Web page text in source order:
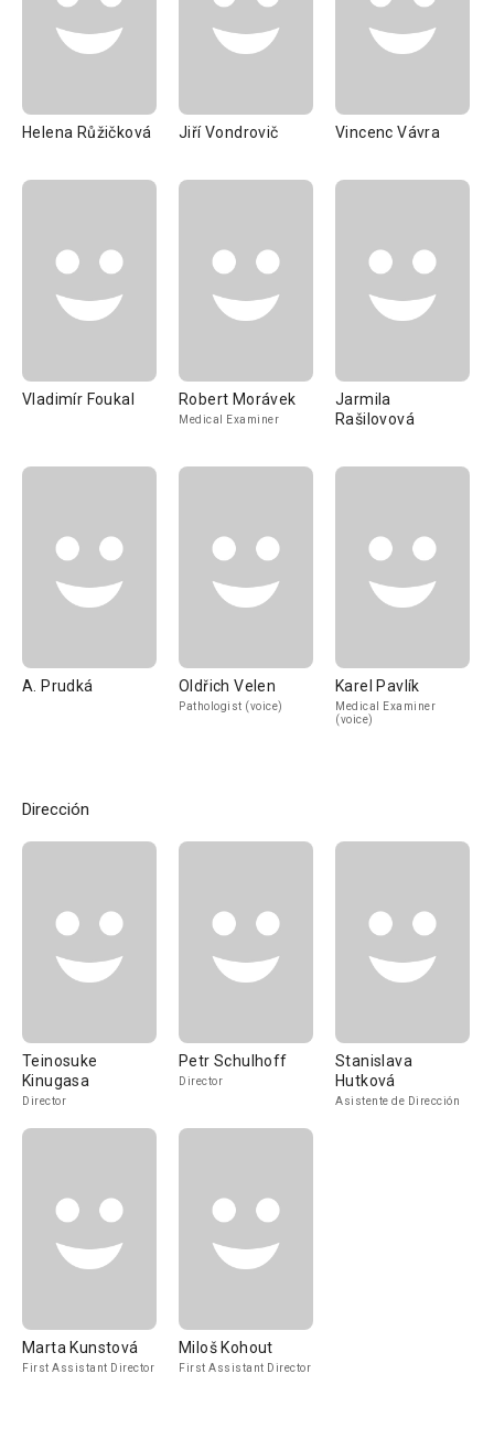
Helena Růžičková Jiří Vondrovič Vincenc Vávra
Vladimír Foukal Robert Morávek
Medical Examiner
Jarmila
Rašilovová
A. Prudká Oldřich Velen
Pathologist (voice)
Karel Pavlík
Medical Examiner
(voice)
Dirección
Teinosuke
Kinugasa
Director
Petr Schulhoff
Director
Stanislava
Hutková
Asistente de Dirección
Marta Kunstová
First Assistant Director
Miloš Kohout
First Assistant Director